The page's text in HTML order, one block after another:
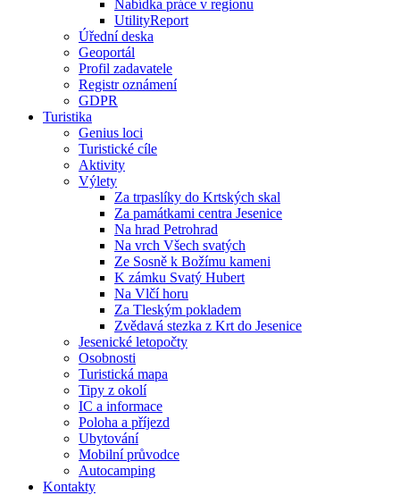
Nabídka práce v regionu
UtilityReport
Úřední deska
Geoportál
Profil zadavatele
Registr oznámení
GDPR
Turistika
Genius loci
Turistické cíle
Aktivity
Výlety
Za trpaslíky do Krtských skal
Za památkami centra Jesenice
Na hrad Petrohrad
Na vrch Všech svatých
Ze Sosně k Božímu kameni
K zámku Svatý Hubert
Na Vlčí horu
Za Tleským pokladem
Zvědavá stezka z Krt do Jesenice
Jesenické letopočty
Osobnosti
Turistická mapa
Tipy z okolí
IC a informace
Poloha a příjezd
Ubytování
Mobilní průvodce
Autocamping
Kontakty